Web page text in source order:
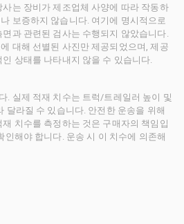
는 장비가 제조업체 사양에 따라 작동하
보증하지 않습니다. 여기에 명시적으로
과 관련된 검사는 수행되지 않았습니다.
대해 선별된 사진만 제공되었으며, 제공
상태를 나타내지 않을 수 있습니다.
. 실제 적재 치수는 트럭/트레일러 높이 및
달라질 수 있습니다. 안전한 운송을 위해
치수를 측정하는 것은 구매자의 책임입
인해야 합니다. 운송 시 이 치수에 의존해